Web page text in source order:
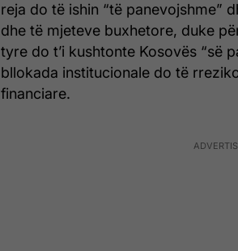
reja do të ishin “të panevojshme”
dhe të mjeteve buxhetore, duke
tyre do t’i kushtonte Kosovës “së
bllokada institucionale do të
financiare.